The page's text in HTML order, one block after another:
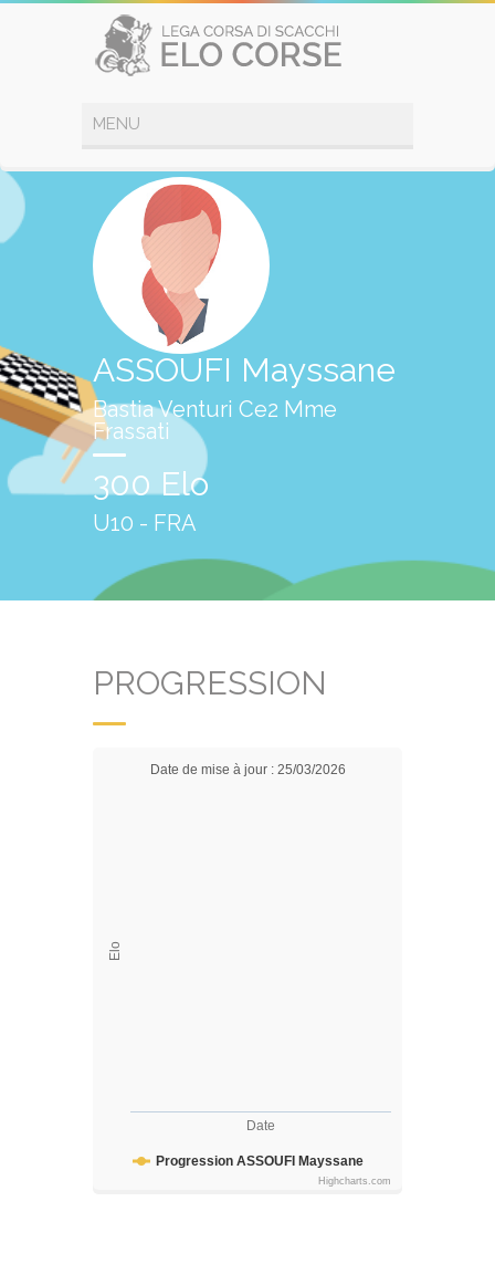
ASSOUFI Mayssane
Bastia Venturi Ce2 Mme
Frassati
300 Elo
U10 - FRA
PROGRESSION
Date
Elo
Date de mise à jour : 25/03/2026
Progression ASSOUFI Mayssane
Highcharts.com